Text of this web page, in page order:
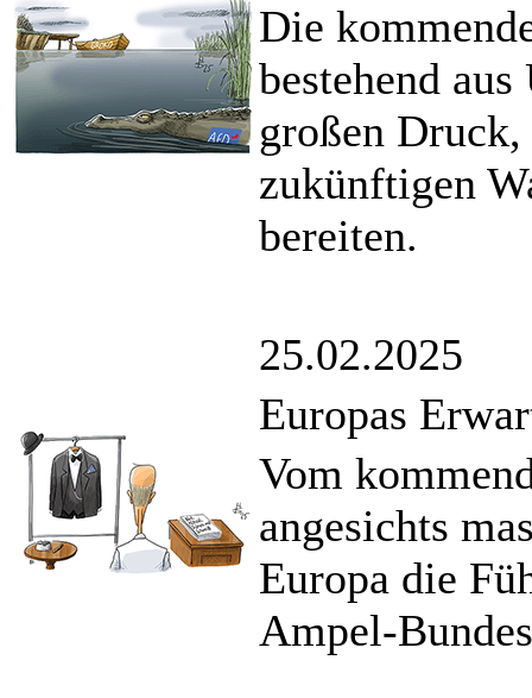
Die
bestehend
großen
zukünftigen
bereiten.
25.02.2025
Europas
Vom
angesichts
Europa die
Ampel-